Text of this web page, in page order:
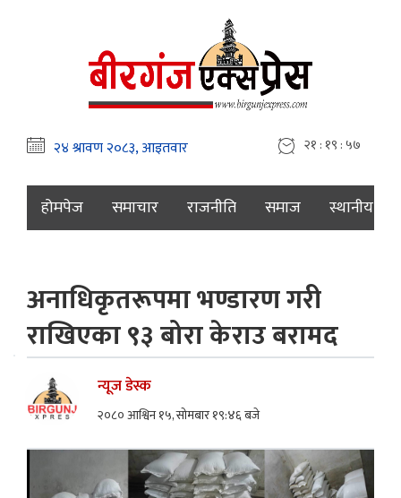
२१ : १९ : ५८
होमपेज समाचार राजनीति समाज स्थानीय
अनाधिकृतरूपमा भण्डारण गरी
राखिएका ९३ बोरा केराउ बरामद
न्यूज डेस्क
२०८० आश्विन १५, सोमबार १९:४६ बजे